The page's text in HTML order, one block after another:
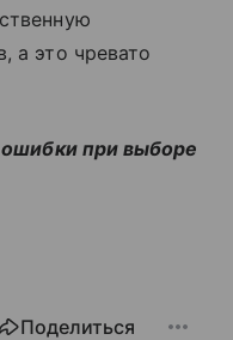
а это чревато
ошибки при выборе
Поделиться